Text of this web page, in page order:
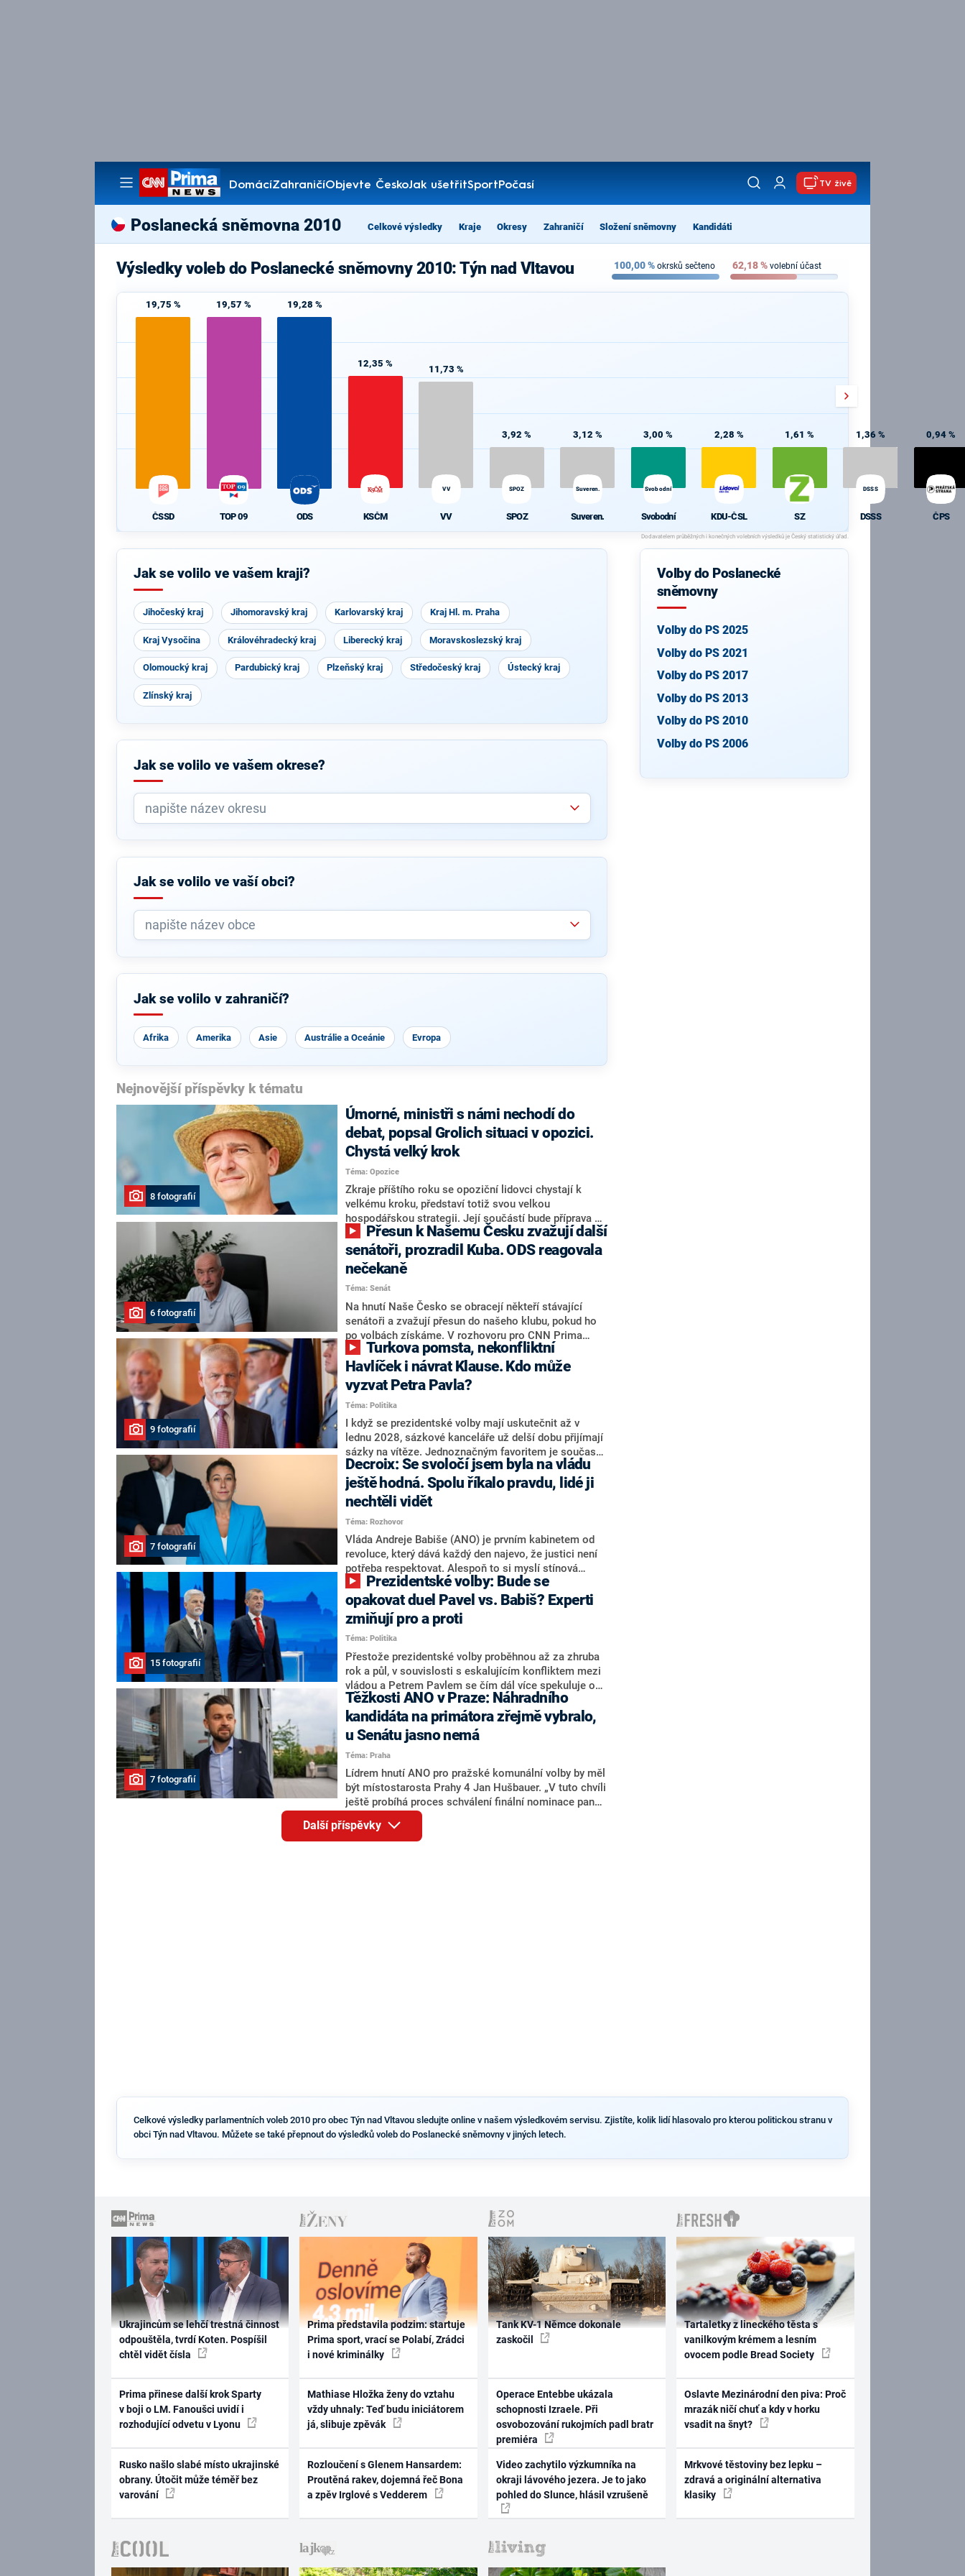
DomácíZahraničíObjevte ČeskoJak ušetřitSportPočasí
Pořady
TV živě
Poslanecká sněmovna 2010 Celkové výsledky Kraje Okresy Zahraničí Složení sněmovny Kandidáti
Výsledky voleb do Poslanecké sněmovny 2010: Týn nad Vltavou 100,00% okrsků sečteno 62,18% volební účast
19,75 %
ČSSD
19,57 %
TOP 09
19,28 %
ODS
12,35 %
KSČM
11,73 %
VV
VV
3,92 %
SPOZ
SPOZ
3,12 %
Suveren.
Suveren.
3,00 %
Svobodní
Svobodní
2,28 %
KDU-ČSL
1,61 %
SZ
1,36 %
DSSS
DSSS
0,94 %
ČPS
Jak se volilo ve vašem kraji?
Jihočeský kraj Jihomoravský kraj Karlovarský kraj Kraj Hl. m. Praha
Kraj Vysočina Královéhradecký kraj Liberecký kraj Moravskoslezský kraj
Olomoucký kraj Pardubický kraj Plzeňský kraj Středočeský kraj Ústecký kraj
Zlínský kraj
Jak se volilo ve vašem okrese?
Jak se volilo ve vaší obci?
Jak se volilo v zahraničí?
Afrika Amerika Asie Austrálie a Oceánie Evropa
Nejnovější příspěvky k tématu
8 fotografií
Úmorné, ministři s námi nechodí do
debat, popsal Grolich situaci v opozici.
Chystá velký krok
Téma: Opozice
Zkraje příštího roku se opoziční lidovci chystají k
velkému kroku, představí totiž svou velkou
hospodářskou strategii. Její součástí bude příprava na
stárnutí populace, řekl ve středu na setkání s novináři
nový předseda lidovců Jan Grolich. Ten zároveň v
senátních volbách kandiduje ve Vyškově. Popsal i
aktivitu opozice, o níž vládní strany nebo političtí
komentátoři mluví jako o slabé a v defenzivě. „Je to
úmorná práce upozorňovat na chyby vlády. Ministři s
námi navíc nechodí do debat. Chceme ale ukazovat
svoje témata,“ odpověděl Grolich na dotaz CNN Prima
NEWS.
6 fotografií
senátoři, prozradil Kuba. ODS reagovala
nečekaně
Téma: Senát
Na hnutí Naše Česko se obracejí někteří stávající
senátoři a zvažují přesun do našeho klubu, pokud ho
po volbách získáme. V rozhovoru pro CNN Prima
NEWS to řekl zakladatel hnutí a jihočeský hejtman
Martin Kuba. Konkrétní nebyl, ale získat by takto mohl
například senátora Zdeňka Hrabu, který je dnes
součástí klubu ODS a TOP 09. Hraba to na dotaz
redakce nevyloučil. Předseda klubu senátorů ODS
Zdeněk Nytra redakci řekl, že počítá s odchodem
některých senátorů z klubu a že Naše Česko není
nepřítel, ale soupeř.
9 fotografií
Havlíček i návrat Klause. Kdo může
vyzvat Petra Pavla?
Téma: Politika
I když se prezidentské volby mají uskutečnit až v
lednu 2028, sázkové kanceláře už delší dobu přijímají
sázky na vítěze. Jednoznačným favoritem je současná
hlava státu Petr Pavel. Daleko za ním pak bookmakeři
zmiňují dva výrazné politiky ANO, tedy premiéra
Andreje Babiše a ministra průmyslu Karla Havlíčka.
Oblíbeným tipem samotných sázkařů je poslanec za
Motoristy Filip Turek. Politolog Jan Kubáček nicméně
o případné kandidatuře kohokoliv ze zmíněné trojice
značně pochybuje. Podle něj současná koalice dosud
nemá osobu, která by Pavlovi mohla konkurovat.
7 fotografií
Decroix: Se svoločí jsem byla na vládu
ještě hodná. Spolu říkalo pravdu, lidé ji
nechtěli vidět
Téma: Rozhovor
Vláda Andreje Babiše (ANO) je prvním kabinetem od
revoluce, který dává každý den najevo, že justici není
potřeba respektovat. Alespoň to si myslí stínová
ministryně spravedlnosti ODS Eva Decroix. V
rozhovoru pro CNN Prima NEWS si nebrala servítky
ohledně politického výkonu svého nástupce Jeronýma
Tejce (za ANO) či vládní zmocněnkyně pro lidská
práva Taťány Malé (ANO). Označením „svoloč“ na
adresu vlády prý byla ještě hodná. Decroix se také
vrátila k volební porážce koalice Spolu či promluvila o
hnutí Naše Česko Martina Kuby.
15 fotografií
opakovat duel Pavel vs. Babiš? Experti
zmiňují pro a proti
Téma: Politika
Přestože prezidentské volby proběhnou až za zhruba
rok a půl, v souvislosti s eskalujícím konfliktem mezi
vládou a Petrem Pavlem se čím dál více spekuluje o
tom, koho by do bitvy o Hrad mohla vyslat současná
koalice. Někteří političtí komentátoři znovu vytahují
jméno premiéra Andreje Babiše (ANO). Jak moc je
pravděpodobné, že se v prezidentských volbách 2028
bude znovu opakovat souboj z roku 2023?
7 fotografií
Těžkosti ANO v Praze: Náhradního
kandidáta na primátora zřejmě vybralo,
u Senátu jasno nemá
Téma: Praha
Lídrem hnutí ANO pro pražské komunální volby by měl
být místostarosta Prahy 4 Jan Hušbauer. „V tuto chvíli
ještě probíhá proces schválení finální nominace pana
Jana Hušbauera Výborem hnutí ANO,“ uvedl pro
redakci místopředseda pražského ANO Martin
Benkovič. O Hušbauerovi se spekulovalo jako o
Další příspěvky
Volby do Poslanecké
sněmovny
Volby do PS 2025
Volby do PS 2021
Volby do PS 2017
Volby do PS 2013
Volby do PS 2010
Volby do PS 2006
Celkové výsledky parlamentních voleb 2010 pro obec Týn nad Vltavou sledujte online v našem výsledkovém servisu. Zjistíte, kolik lidí hlasovalo pro kterou politickou stranu v
obci Týn nad Vltavou. Můžete se také přepnout do výsledků voleb do Poslanecké sněmovny v jiných letech.
Ukrajincům se lehčí trestná činnost
odpouštěla, tvrdí Koten. Pospíšil
chtěl vidět čísla
Prima přinese další krok Sparty
v boji o LM. Fanoušci uvidí i
rozhodující odvetu v Lyonu
Rusko našlo slabé místo ukrajinské
obrany. Útočit může téměř bez
varování
Prima představila podzim: startuje
Prima sport, vrací se Polabí, Zrádci
i nové kriminálky
Mathiase Hložka ženy do vztahu
vždy uhnaly: Teď budu iniciátorem
já, slibuje zpěvák
Rozloučení s Glenem Hansardem:
Proutěná rakev, dojemná řeč Bona
a zpěv Irglové s Vedderem
Tank KV-1 Němce dokonale
zaskočil
Operace Entebbe ukázala
schopnosti Izraele. Při
osvobozování rukojmích padl bratr
premiéra
Video zachytilo výzkumníka na
okraji lávového jezera. Je to jako
pohled do Slunce, hlásil vzrušeně
Tartaletky z lineckého těsta s
vanilkovým krémem a lesním
ovocem podle Bread Society
Oslavte Mezinárodní den piva: Proč
mrazák ničí chuť a kdy v horku
vsadit na šnyt?
Mrkvové těstoviny bez lepku –
zdravá a originální alternativa
klasiky